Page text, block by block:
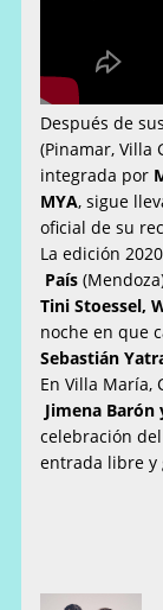
Después de
(Pinamar, Villa
integrada por
MYA, sigue
oficial de su
La edición
País
Tini Stoessel,
noche en que
Sebastián
En Villa María,
Jimena Barón
celebración
entrada libre y